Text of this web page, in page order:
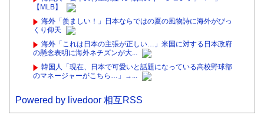
【MLB】
海外「羨ましい！」日本ならではの夏の風物詩に海外がびっ
くり仰天
海外「これは日本の主張が正しい…」米国に対する日本政府
の懸念表明に海外ネチズンが大...
韓国人「現在、日本で可愛いと話題になっている高校野球部
のマネージャーがこちら…」→...
Powered by livedoor 相互RSS